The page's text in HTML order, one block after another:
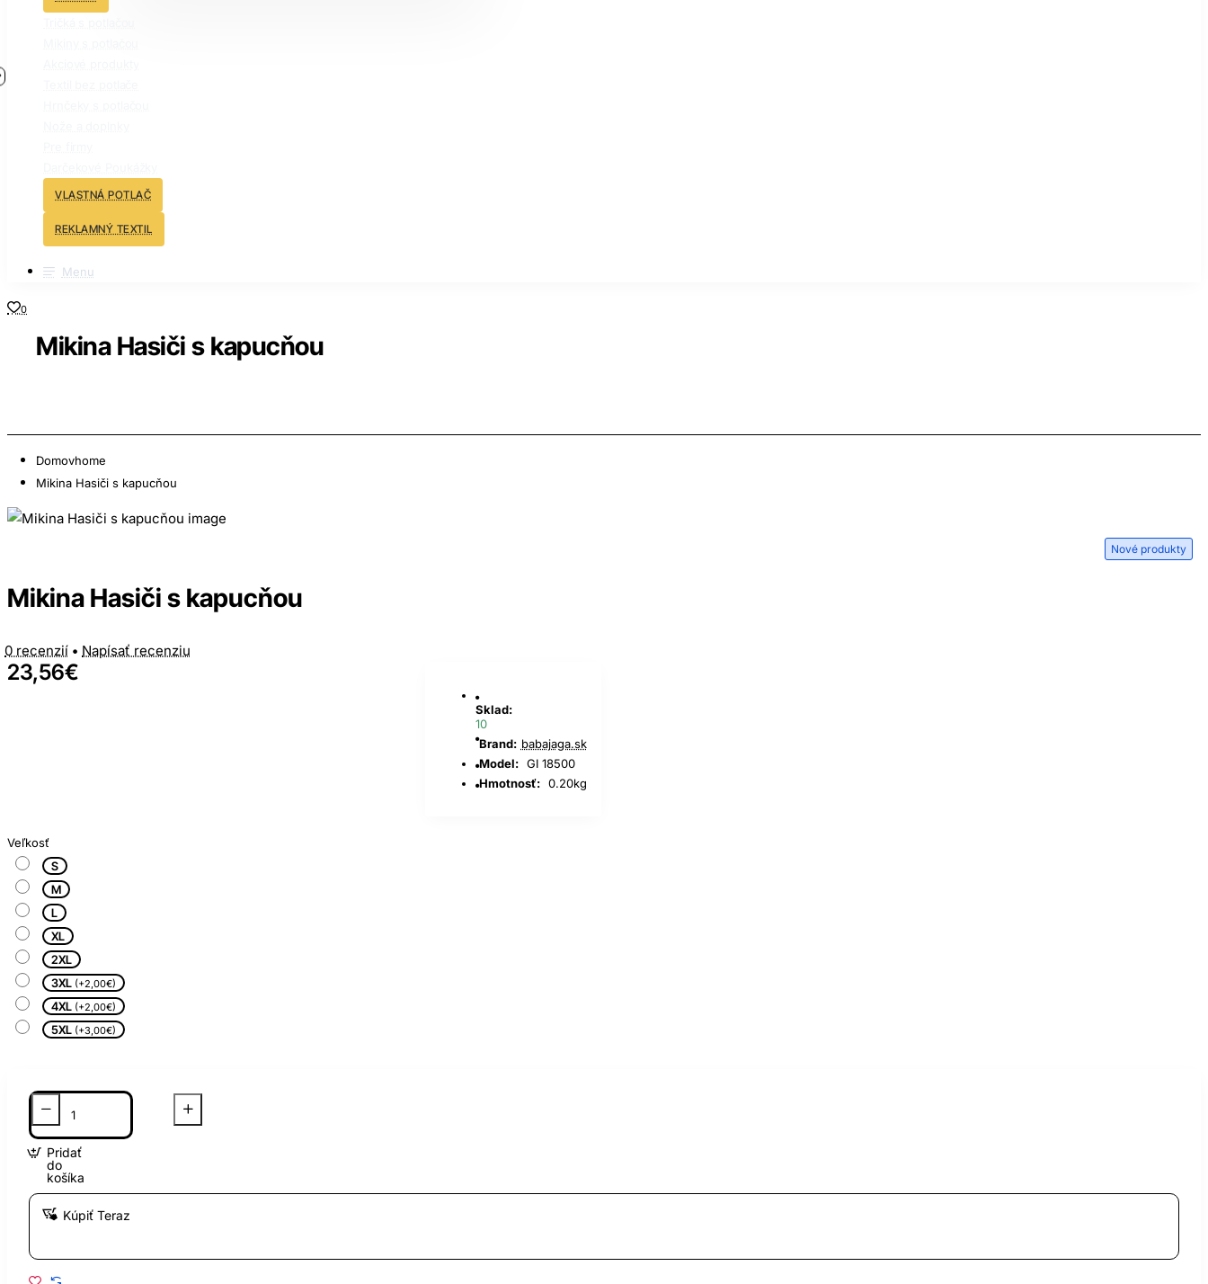
VLASTNÁ POTLAČ
REKLAMNÝ TEXTIL
Menu
0
Mikina Hasiči s kapucňou
Domovhome
Mikina Hasiči s kapucňou
Nové produkty
Mikina Hasiči s kapucňou
0 recenzií • Napísať recenziu
23,56€
Sklad:
10
Brand: babajaga.sk
Model: GI 18500
Hmotnosť: 0.20kg
Veľkosť
S
M
L
XL
2XL
3XL (+2,00€)
4XL (+2,00€)
5XL (+3,00€)
Pridať
do
košíka
Kúpiť Teraz